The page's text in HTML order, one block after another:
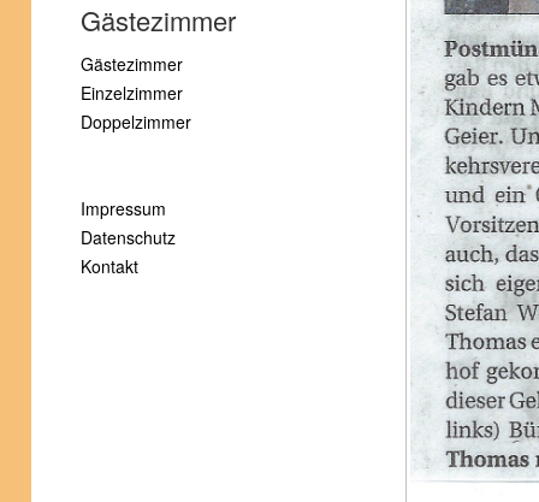
Gästezimmer
Gästezimmer
Einzelzimmer
Doppelzimmer
Impressum
Datenschutz
Kontakt